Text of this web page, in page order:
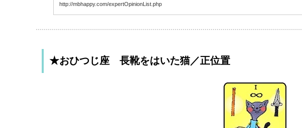
http://mbhappy.com/expertOpinionList.php
★おひつじ座 長靴をはいた猫／正位置